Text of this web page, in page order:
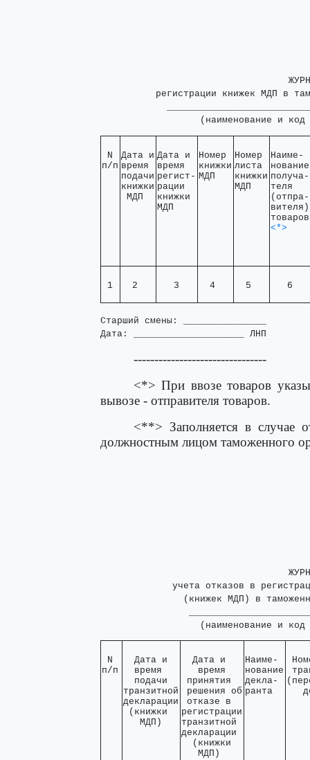
регистрации книжек МДП в
(наименование и код
N
п/п
Дата и
время
подачи
книжки
МДП
Дата и
время
регист-
рации
книжки
МДП
Номер
книжки
МДП
Номер
листа
книжки
МДП
Наиме-
нование
получа-
теля
(отпра-
вителя)
<*>
1
  2
   3
  4
  5
   6
Старший смены: _______________
Дата: ____________________ ЛНП
--------------------------------
<*> При ввозе товаров
вывозе - отправителя товаров.
<**> Заполняется в случае
должностным лицом таможенного
учета отказов в
(книжек МДП) в
(наименование и код
N
п/п
  Дата и
  время
  подачи
транзитной
декларации
(книжки
   МДП)
  Дата и
   время
принятия
решения об
отказе в
регистрации
транзитной
декларации
  (книжки
   МДП)
Наиме-
нование
декла-
ранта